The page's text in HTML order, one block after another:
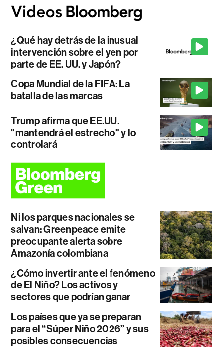
¿Qué hay detrás de la inusual
intervención sobre el yen por
parte de EE. UU. y Japón?
Copa Mundial de la FIFA: La
batalla de las marcas
Trump afirma que EE.UU.
"mantendrá el estrecho" y lo
controlará
Ni los parques nacionales se
salvan: Greenpeace emite
preocupante alerta sobre
Amazonía colombiana
¿Cómo invertir ante el fenómeno
de El Niño? Los activos y
sectores que podrían ganar
Los países que ya se preparan
para el “Súper Niño 2026” y sus
posibles consecuencias